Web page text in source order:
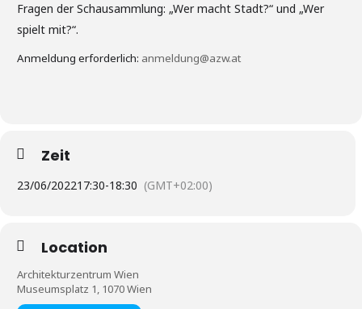
Fragen der Schausammlung: „Wer macht Stadt?“ und „Wer
spielt mit?“.
Anmeldung erforderlich: anmeldung@azw.at
Zeit
23/06/202217:30-18:30 (GMT+02:00)
Location
Architekturzentrum Wien
Museumsplatz 1, 1070 Wien